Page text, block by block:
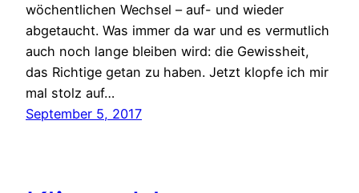
wöchentlichen Wechsel – auf- und wieder
abgetaucht. Was immer da war und es vermutlich
auch noch lange bleiben wird: die Gewissheit,
das Richtige getan zu haben. Jetzt klopfe ich mir
mal stolz auf…
September 5, 2017